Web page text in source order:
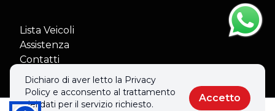
Lista Veicoli
Assistenza
Contatti
Aiuti di Stato
Dichiaro di aver letto la Privacy
Policy e acconsento al trattamento
dei dati per il servizio richiesto.
Accetto